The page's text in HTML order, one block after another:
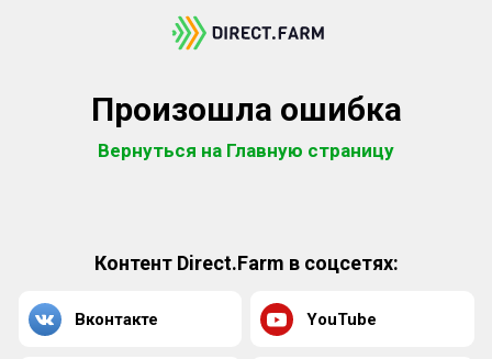
Произошла ошибка
Вернуться на Главную страницу
Контент Direct.Farm в соцсетях:
Вконтакте YouTube